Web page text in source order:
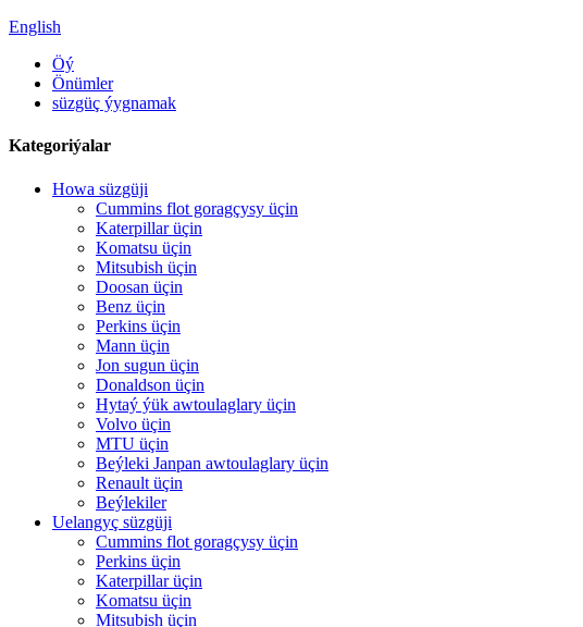
English
Öý
Önümler
süzgüç ýygnamak
Kategoriýalar
Howa süzgüji
Cummins flot goragçysy üçin
Katerpillar üçin
Komatsu üçin
Mitsubish üçin
Doosan üçin
Benz üçin
Perkins üçin
Mann üçin
Jon sugun üçin
Donaldson üçin
Hytaý ýük awtoulaglary üçin
Volvo üçin
MTU üçin
Beýleki Janpan awtoulaglary üçin
Renault üçin
Beýlekiler
Uelangyç süzgüji
Cummins flot goragçysy üçin
Perkins üçin
Katerpillar üçin
Komatsu üçin
Mitsubish üçin